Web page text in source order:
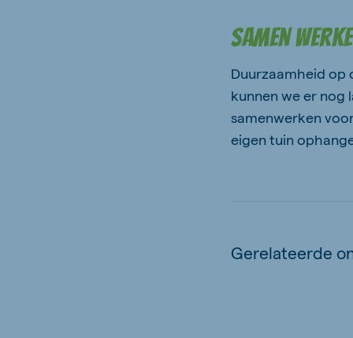
Samen
Duurzaamheid op
kunnen we er nog
samenwerken
eigen tuin
Gerelateerde